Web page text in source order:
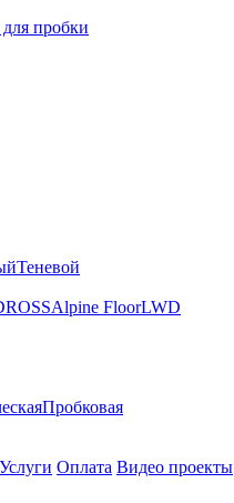
пробки
Теневой
Alpine FloorLWD
Пробковая
Услуги Оплата Видео проекты